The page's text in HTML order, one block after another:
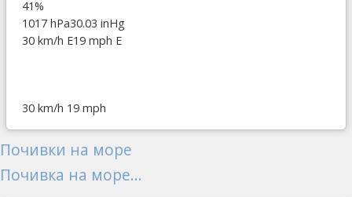
41%
1017 hPa30.03 inHg
30 km/h E19 mph E
30 km/h 19 mph
Почивки на море
Почивка на море...